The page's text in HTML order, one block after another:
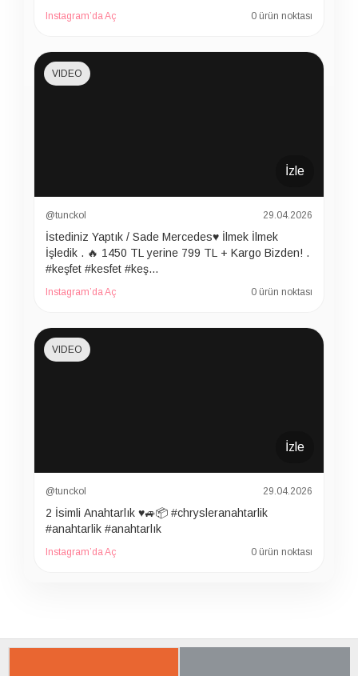
Instagram’da Aç 0 ürün noktası
İzle
VIDEO
@tunckol 29.04.2026
İstediniz Yaptık / Sade Mercedes♥️ İlmek İlmek
İşledik . 🔥 1450 TL yerine 799 TL + Kargo Bizden! .
#keşfet #kesfet #keş…
Instagram’da Aç 0 ürün noktası
İzle
VIDEO
@tunckol 29.04.2026
2 İsimli Anahtarlık ♥️🚙📦 #chrysleranahtarlik
#anahtarlik #anahtarlık
Instagram’da Aç 0 ürün noktası